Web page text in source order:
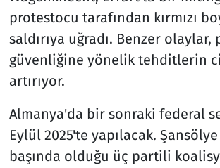
protestocu tarafından kırmızı
saldırıya uğradı. Benzer olaylar,
güvenliğine yönelik tehditlerin
artırıyor.
Almanya'da bir sonraki federal
Eylül 2025'te yapılacak.
başında olduğu üç partili